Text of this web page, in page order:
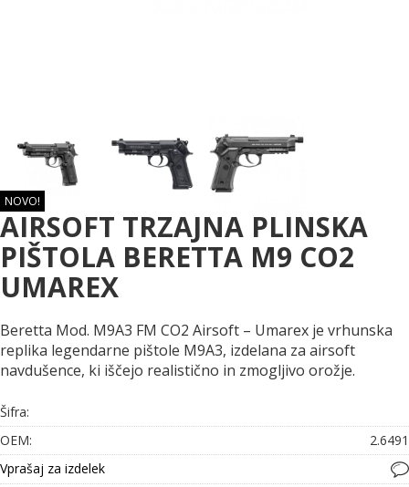
NOVO!
AIRSOFT TRZAJNA PLINSKA
PIŠTOLA BERETTA M9 CO2
UMAREX
Beretta Mod. M9A3 FM CO2 Airsoft – Umarex je vrhunska
replika legendarne pištole M9A3, izdelana za airsoft
navdušence, ki iščejo realistično in zmogljivo orožje.
Šifra:
OEM:
2.6491
Vprašaj za izdelek